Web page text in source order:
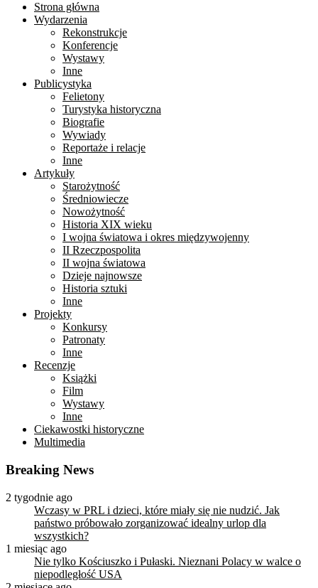
Strona główna
Wydarzenia
Rekonstrukcje
Konferencje
Wystawy
Inne
Publicystyka
Felietony
Turystyka historyczna
Biografie
Wywiady
Reportaże i relacje
Inne
Artykuły
Starożytność
Średniowiecze
Nowożytność
Historia XIX wieku
I wojna światowa i okres międzywojenny
II Rzeczpospolita
II wojna światowa
Dzieje najnowsze
Historia sztuki
Inne
Projekty
Konkursy
Patronaty
Inne
Recenzje
Książki
Film
Wystawy
Inne
Ciekawostki historyczne
Multimedia
Breaking News
2 tygodnie ago
Wczasy w PRL i dzieci, które miały się nie nudzić. Jak
państwo próbowało zorganizować idealny urlop dla
wszystkich?
1 miesiąc ago
Nie tylko Kościuszko i Pułaski. Nieznani Polacy w walce o
niepodległość USA